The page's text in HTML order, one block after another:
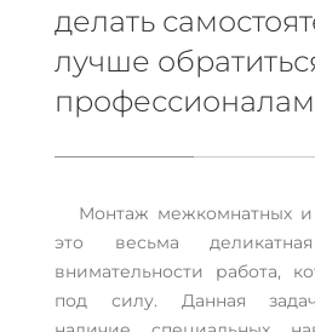
делать
лучше
Монтаж межкомнатных
это весьма
внимательности работа,
под силу. Данная